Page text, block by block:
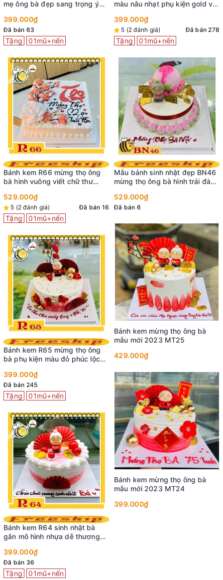
Bánh kem mừng thọ ông bà
mẫu mới 2023 MT21
849.000₫
Bánh kem mừng thọ ông bà
mẫu mới 2023 MT20
799.000₫
550.000₫
HN10 - Phú quý
800.000₫